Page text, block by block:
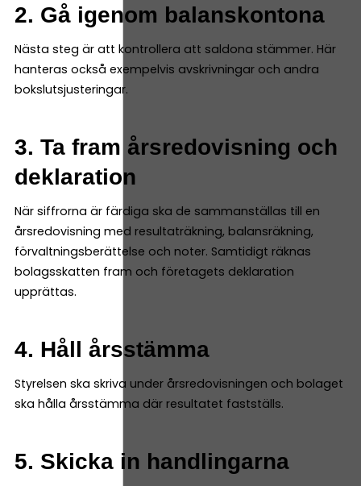
2. Gå igenom balanskontona
Nästa steg är att kontrollera att saldona stämmer. Här
hanteras också exempelvis avskrivningar och andra
bokslutsjusteringar.
3. Ta fram årsredovisning och
deklaration
När siffrorna är färdiga ska de sammanställas till en
årsredovisning med resultaträkning, balansräkning,
förvaltningsberättelse och noter. Samtidigt räknas
bolagsskatten fram och företagets deklaration
upprättas.
4. Håll årsstämma
Styrelsen ska skriva under årsredovisningen och bolaget
ska hålla årsstämma där resultatet fastställs.
5. Skicka in handlingarna